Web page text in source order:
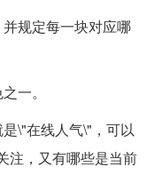
规定每一块对应哪
一。
\"在线人气\"，可以
注，又有哪些是当前